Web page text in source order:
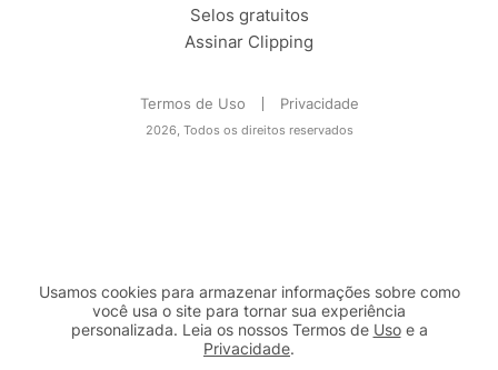
Selos gratuitos
Assinar Clipping
Termos de Uso Privacidade
2026, Todos os direitos reservados
Usamos cookies para armazenar informações sobre como
você usa o site para tornar sua experiência
personalizada. Leia os nossos Termos de Usoe a
Privacidade.